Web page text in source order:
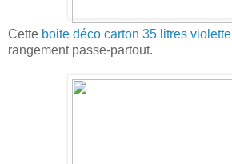
Cette boite déco carton 35 litres violette
rangement passe-partout.